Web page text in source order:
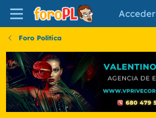
Acceder
Foro Política